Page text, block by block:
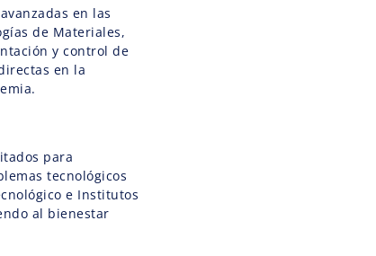
en las
de Materiales,
y control de
en la
para
tecnológicos
e Institutos
al bienestar